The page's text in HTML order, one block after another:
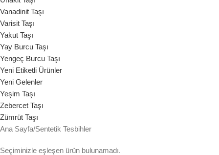
Vanadinit Taşı
Varisit Taşı
Yakut Taşı
Yay Burcu Taşı
Yengeç Burcu Taşı
Yeni Etiketli Ürünler
Yeni Gelenler
Yeşim Taşı
Zebercet Taşı
Zümrüt Taşı
Ana Sayfa Sentetik Tesbihler
Seçiminizle eşleşen ürün bulunamadı.